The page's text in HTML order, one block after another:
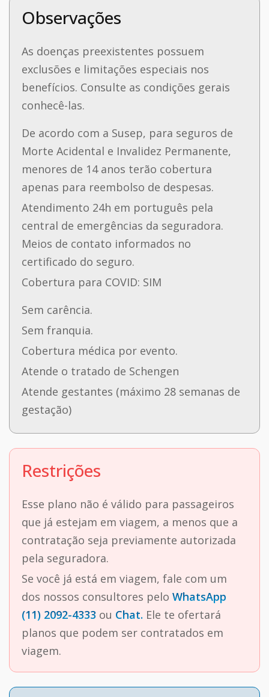
Observações
As doenças preexistentes possuem
exclusões e limitações especiais nos
benefícios. Consulte as condições gerais
conhecê-las.
De acordo com a Susep, para seguros de
Morte Acidental e Invalidez Permanente,
menores de 14 anos terão cobertura
apenas para reembolso de despesas.
Atendimento 24h em português pela
central de emergências da seguradora.
Meios de contato informados no
certificado do seguro.
Cobertura para COVID: SIM
Sem carência.
Sem franquia.
Cobertura médica por evento.
Atende o tratado de Schengen
Atende gestantes (máximo 28 semanas de
gestação)
Restrições
Esse plano não é válido para passageiros
que já estejam em viagem, a menos que a
contratação seja previamente autorizada
pela seguradora.
Se você já está em viagem, fale com um
dos nossos consultores pelo WhatsApp
(11) 2092-4333 ou Chat. Ele te ofertará
planos que podem ser contratados em
viagem.